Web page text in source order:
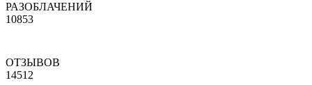
РАЗОБЛАЧЕНИЙ
10853
ОТЗЫВОВ
14512